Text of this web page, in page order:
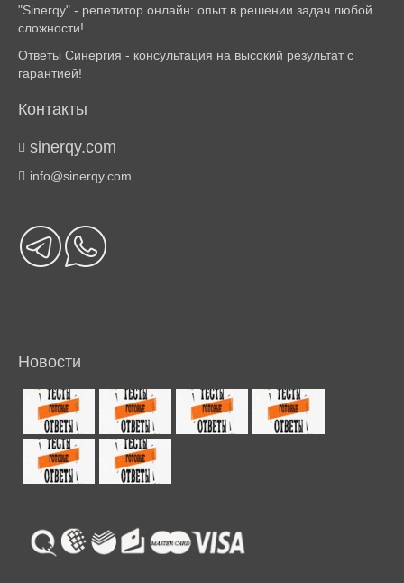
"Sinerqy" - репетитор онлайн: опыт в решении задач любой
сложности!
Ответы Синергия - консультация на высокий результат с
гарантией!
Контакты
sinerqy.com
info@sinerqy.com
Новости